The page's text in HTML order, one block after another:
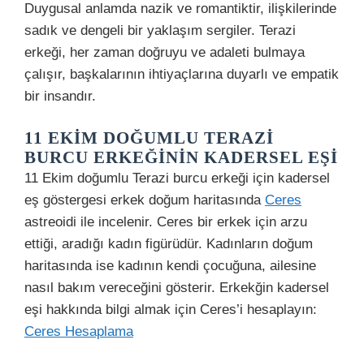
Duygusal anlamda nazik ve romantiktir, ilişkilerinde
sadık ve dengeli bir yaklaşım sergiler. Terazi
erkeği, her zaman doğruyu ve adaleti bulmaya
çalışır, başkalarının ihtiyaçlarına duyarlı ve empatik
bir insandır.
11 EKIM DOĞUMLU TERAZI
BURCU ERKEĞININ KADERSEL EŞI
11 Ekim doğumlu Terazi burcu erkeği için kadersel
eş göstergesi erkek doğum haritasında Ceres
astreoidi ile incelenir. Ceres bir erkek için arzu
ettiği, aradığı kadın figürüdür. Kadınların doğum
haritasında ise kadının kendi çocuğuna, ailesine
nasıl bakım vereceğini gösterir. Erkekğin kadersel
eşi hakkında bilgi almak için Ceres’i hesaplayın:
Ceres Hesaplama